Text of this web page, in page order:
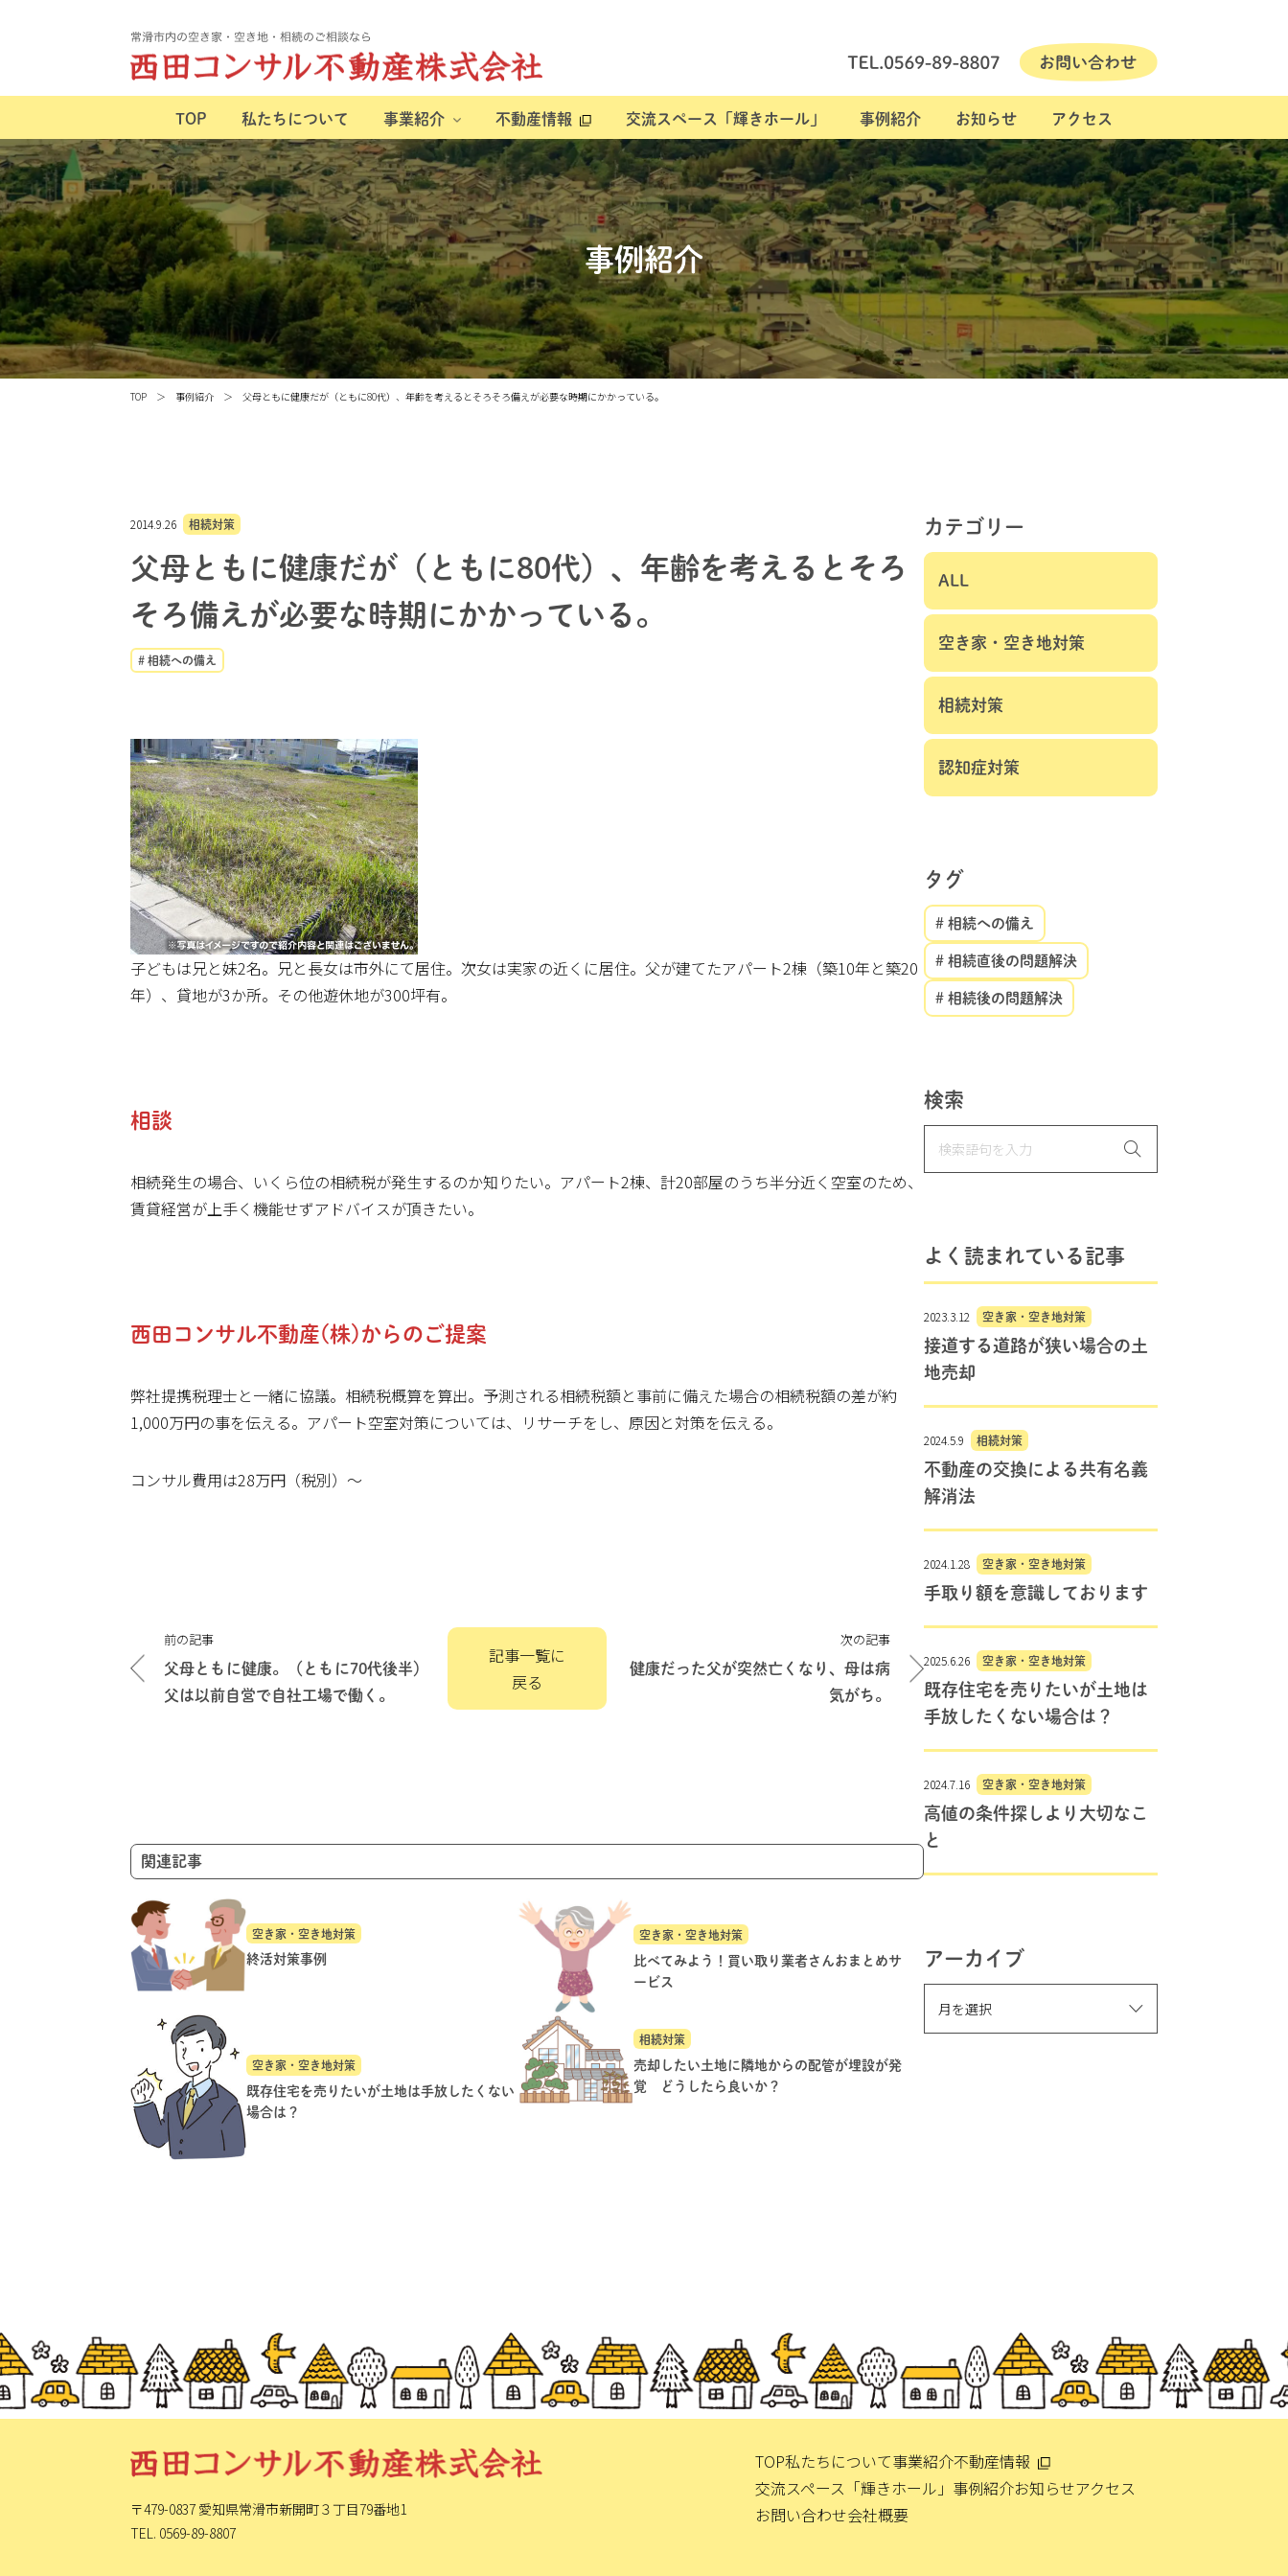
TOP 私たちについて 事業紹介 不動産情報 交流スペース「輝きホール」 事例紹介 お知らせ アクセス
事例紹介
TOP 事例紹介 父母ともに健康だが（ともに80代）、年齢を考えるとそろそろ備えが必要な時期にかかっている。
2014.9.26 相続対策
父母ともに健康だが（ともに80代）、年齢を考えるとそろ
そろ備えが必要な時期にかかっている。
# 相続への備え
子どもは兄と妹2名。兄と長女は市外にて居住。次女は実家の近くに居住。父が建てたアパート2棟（築10年と築20
年）、貸地が3か所。その他遊休地が300坪有。
相談
相続発生の場合、いくら位の相続税が発生するのか知りたい。アパート2棟、計20部屋のうち半分近く空室のため、
賃貸経営が上手く機能せずアドバイスが頂きたい。
西田コンサル不動産(株)からのご提案
弊社提携税理士と一緒に協議。相続税概算を算出。予測される相続税額と事前に備えた場合の相続税額の差が約
1,000万円の事を伝える。アパート空室対策については、リサーチをし、原因と対策を伝える。
コンサル費用は28万円（税別）～
稿
ナ
前の記事
父母ともに健康。（ともに70代後半）
父は以前自営で自社工場で働く。
記事一覧に
戻る
次の記事
健康だった父が突然亡くなり、母は病
気がち。
関連記事
空き家・空き地対策
終活対策事例
空き家・空き地対策
比べてみよう！買い取り業者さんおまとめサ
ービス
空き家・空き地対策
既存住宅を売りたいが土地は手放したくない
場合は？
相続対策
売却したい土地に隣地からの配管が埋設が発
覚 どうしたら良いか？
カテゴリー
ALL
空き家・空き地対策
相続対策
認知症対策
タグ
# 相続への備え
# 相続直後の問題解決
# 相続後の問題解決
検索
よく読まれている記事
2023.3.12 空き家・空き地対策
接道する道路が狭い場合の土
地売却
2024.5.9 相続対策
不動産の交換による共有名義
解消法
2024.1.28 空き家・空き地対策
手取り額を意識しております
2025.6.26 空き家・空き地対策
既存住宅を売りたいが土地は
手放したくない場合は？
2024.7.16 空き家・空き地対策
高値の条件探しより大切なこ
と
アーカイブ
〒479-0837 愛知県常滑市新開町３丁目79番地1
TEL. 0569-89-8807
TOP私たちについて事業紹介不動産情報
交流スペース「輝きホール」 事例紹介お知らせアクセス
お問い合わせ会社概要